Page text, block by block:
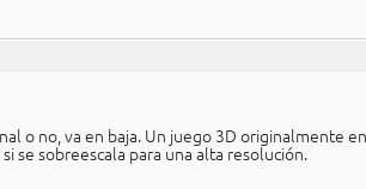
o no, va en baja. Un juego 3D originalmente
se sobreescala para una alta resolución.